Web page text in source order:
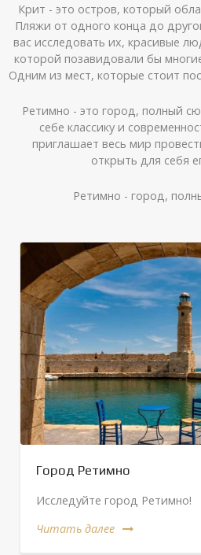
Крит - это остров, который
Пляжи от одного конца до
вас исследовать их, красивые
которой позавидовали бы
Одним из мест, которые стоит
Ретимно - это город, полный
себе классику и
приглашает весь мир
открыть для себя
Ретимно - город,
Город Ретимно
Исследуйте город Ретимно!
Читать далее